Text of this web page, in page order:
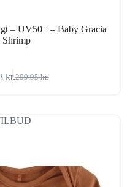
– UV50+ – Baby Gracia
Shrimp
299,95kr.
Den
var:
299,95 kr..
kr.Den
er:
119,98 kr..